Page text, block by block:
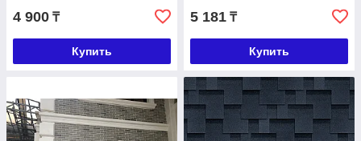
4 900 ₸
Купить
5 181 ₸
Купить